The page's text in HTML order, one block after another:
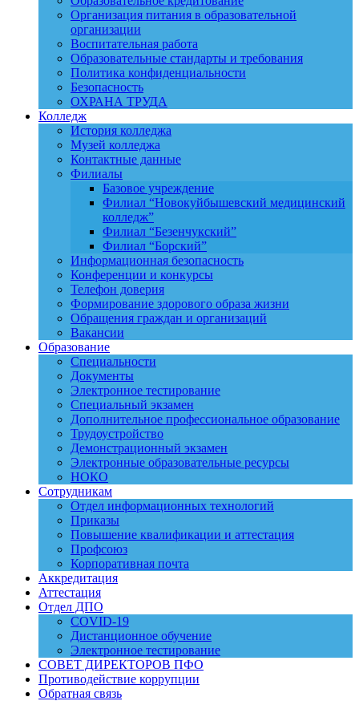
Организация питания в образовательной
организации
Воспитательная работа
Образовательные стандарты и требования
Политика конфиденциальности
Безопасность
ОХРАНА ТРУДА
Колледж
История колледжа
Музей колледжа
Контактные данные
Филиалы
Базовое учреждение
Филиал “Новокуйбышевский медицинский
колледж”
Филиал “Безенчукский”
Филиал “Борский”
Информационная безопасность
Конференции и конкурсы
Телефон доверия
Формирование здорового образа жизни
Обращения граждан и организаций
Вакансии
Образование
Специальности
Документы
Электронное тестирование
Специальный экзамен
Дополнительное профессиональное образование
Трудоустройство
Демонстрационный экзамен
Электронные образовательные ресурсы
НОКО
Сотрудникам
Отдел информационных технологий
Приказы
Повышение квалификации и аттестация
Профсоюз
Корпоративная почта
Аккредитация
Аттестация
Отдел ДПО
COVID-19
Дистанционное обучение
Электронное тестирование
СОВЕТ ДИРЕКТОРОВ ПФО
Противодействие коррупции
Обратная связь